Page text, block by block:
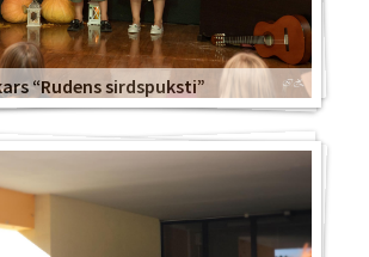
“Rudens sirdspuksti”